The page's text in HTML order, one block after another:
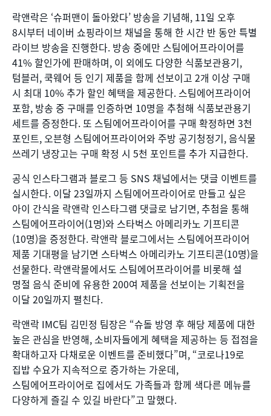
락앤락은 ‘슈퍼맨이 돌아왔다’ 방송을 기념해, 11일 오후
8시부터 네이버 쇼핑라이브 채널을 통해 한 시간 반 동안 특별
라이브 방송을 진행한다. 방송 중에만 스팀에어프라이어를
41% 할인가에 판매하며, 이 외에도 다양한 식품보관용기,
텀블러, 쿡웨어 등 인기 제품을 함께 선보이고 2개 이상 구매
시 최대 10% 추가 할인 혜택을 제공한다. 스팀에어프라이어
포함, 방송 중 구매를 인증하면 10명을 추첨해 식품보관용기
세트를 증정한다. 또 스팀에어프라이어를 구매 확정하면 3천
포인트, 오븐형 스팀에어프라이어와 주방 공기청정기, 음식물
쓰레기 냉장고는 구매 확정 시 5천 포인트를 추가 지급한다.
공식 인스타그램과 블로그 등 SNS 채널에서는 댓글 이벤트를
실시한다. 이달 23일까지 스팀에어프라이어로 만들고 싶은
아이 간식을 락앤락 인스타그램 댓글로 남기면, 추첨을 통해
스팀에어프라이어(1명)와 스타벅스 아메리카노 기프티콘
(10명)을 증정한다. 락앤락 블로그에서는 스팀에어프라이어
제품 기대평을 남기면 스타벅스 아메리카노 기프티콘(10명)을
선물한다. 락앤락몰에서도 스팀에어프라이어를 비롯해 설
명절 음식 준비에 유용한 200여 제품을 선보이는 기획전을
이달 20일까지 펼친다.
락앤락 IMC팀 김민정 팀장은 “슈돌 방영 후 해당 제품에 대한
높은 관심을 반영해, 소비자들에게 혜택을 제공하는 등 접점을
확대하고자 다채로운 이벤트를 준비했다”며, “코로나19로
집밥 수요가 지속적으로 증가하는 가운데,
스팀에어프라이어로 집에서도 가족들과 함께 색다른 메뉴를
다양하게 즐길 수 있길 바란다”고 말했다.